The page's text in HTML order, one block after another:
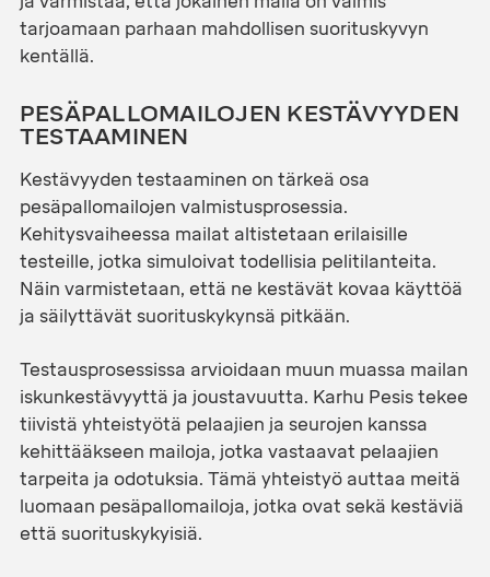
tarjoamaan parhaan mahdollisen suorituskyvyn
kentällä.
PESÄPALLOMAILOJEN KESTÄVYYDEN
TESTAAMINEN
Kestävyyden testaaminen on tärkeä osa
pesäpallomailojen valmistusprosessia.
Kehitysvaiheessa mailat altistetaan erilaisille
testeille, jotka simuloivat todellisia pelitilanteita.
Näin varmistetaan, että ne kestävät kovaa käyttöä
ja säilyttävät suorituskykynsä pitkään.
Testausprosessissa arvioidaan muun muassa mailan
iskunkestävyyttä ja joustavuutta. Karhu Pesis tekee
tiivistä yhteistyötä pelaajien ja seurojen kanssa
kehittääkseen mailoja, jotka vastaavat pelaajien
tarpeita ja odotuksia. Tämä yhteistyö auttaa meitä
luomaan pesäpallomailoja, jotka ovat sekä kestäviä
että suorituskykyisiä.